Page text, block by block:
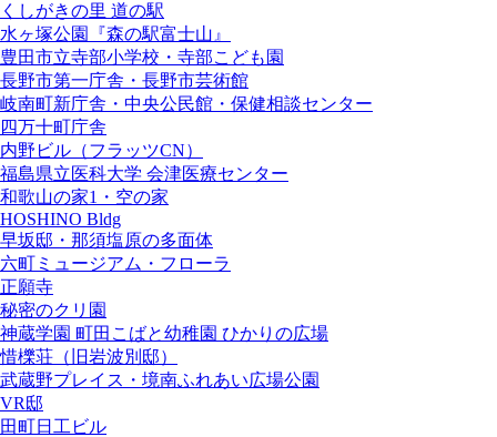
くしがきの里 道の駅
水ヶ塚公園『森の駅富士山』
豊田市立寺部小学校・寺部こども園
長野市第一庁舎・長野市芸術館
岐南町新庁舎・中央公⺠館・保健相談センター
四万十町庁舎
内野ビル（フラッツCN）
福島県立医科大学 会津医療センター
和歌山の家1・空の家
HOSHINO Bldg
早坂邸・那須塩原の多面体
六町ミュージアム・フローラ
正願寺
秘密のクリ園
神蔵学園 町田こばと幼稚園 ひかりの広場
惜櫟荘（旧岩波別邸）
武蔵野プレイス・境南ふれあい広場公園
VR邸
田町日工ビル